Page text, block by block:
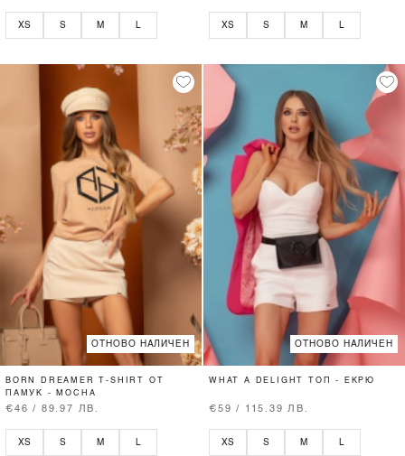
XS S M XS S M
ОТНОВО НАЛИЧЕН
BORN DREAMER T-SHIRT ОТ
ПАМУК - MOCHA
€46 / 89.97 ЛВ.
XS S M L
ОТНОВО НАЛИЧЕН
WHAT A DELIGHT ТОП - ЕКРЮ
€59 / 115.39 ЛВ.
XS S M L